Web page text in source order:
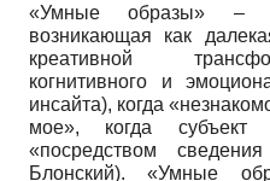
«Умные образы» –
возникающая как
креативной
когнитивного и
инсайта), когда
мое», когда субъект
«посредством
Блонский). «Умные